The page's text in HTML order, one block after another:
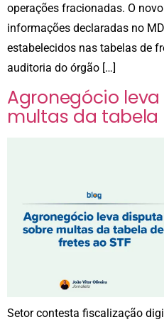
operações fracionadas. O
informações declaradas no
estabelecidos nas tabelas de
auditoria do órgão […]
Agronegócio
multas da tabela
Setor contesta fiscalização